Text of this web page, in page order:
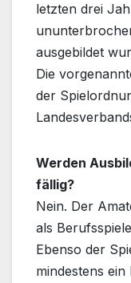
letzten drei
ausgebildet
Die
der
Werden
fällig?
Nein. Der
als
Ebenso der
mindestens